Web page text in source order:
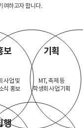
여하고자 합니다.
보 기획
사업 및
식 홍보
MT, 축제 등
학생회 사업 기획
행